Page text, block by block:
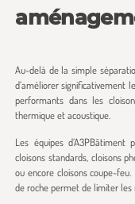
Au-delà de la simple
d’améliorer significativement
performants dans les
thermique et acoustique.
Les équipes
cloisons standards, cloisons
ou encore cloisons coupe-
de roche permet de limiter les